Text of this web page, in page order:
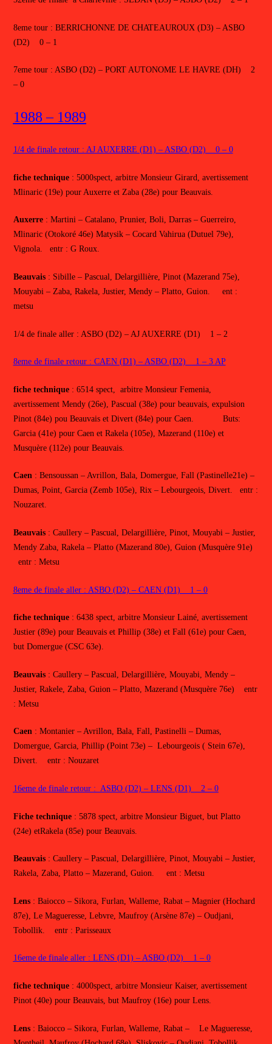
8eme tour : BERRICHONNE DE CHATEAUROUX (D3) – ASBO
(D2) 0 – 1
7eme tour : ASBO (D2) – PORT AUTONOME LE HAVRE (DH) 2
– 0
1988 – 1989
1/4 de finale retour : AJ AUXERRE (D1) – ASBO (D2) 0 – 0
fiche technique: 5000spect, arbitre Monsieur Girard, avertissement
Mlinaric (19e) pour Auxerre et Zaba (28e) pour Beauvais.
Auxerre: Martini – Catalano, Prunier, Boli, Darras – Guerreiro,
Mlinaric (Otokoré 46e) Matysik – Cocard Vahirua (Dutuel 79e),
Vignola. entr : G Roux.
Beauvais: Sibille – Pascual, Delargillière, Pinot (Mazerand 75e),
Mouyabi – Zaba, Rakela, Justier, Mendy – Platto, Guion. ent :
metsu
1/4 de finale aller : ASBO (D2) – AJ AUXERRE (D1) 1 – 2
8eme de finale retour : CAEN (D1) – ASBO (D2) 1 – 3 AP
fiche technique: 6514 spect, arbitre Monsieur Femenia,
avertissement Mendy (26e), Pascual (38e) pour beauvais, expulsion
Pinot (84e) pou Beauvais et Divert (84e) pour Caen. Buts:
Garcia (41e) pour Caen et Rakela (105e), Mazerand (110e) et
Musquère (112e) pour Beauvais.
Caen: Bensoussan – Avrillon, Bala, Domergue, Fall (Pastinelle21e) –
Dumas, Point, Garcia (Zemb 105e), Rix – Lebourgeois, Divert. entr :
Nouzaret.
Beauvais: Caullery – Pascual, Delargillière, Pinot, Mouyabi – Justier,
Mendy Zaba, Rakela – Platto (Mazerand 80e), Guion (Musquère 91e)
entr : Metsu
8eme de finale aller : ASBO (D2) – CAEN (D1) 1 – 0
fiche technique: 6438 spect, arbitre Monsieur Lainé, avertissement
Justier (89e) pour Beauvais et Phillip (38e) et Fall (61e) pour Caen,
but Domergue (CSC 63e).
Beauvais: Caullery – Pascual, Delargillière, Mouyabi, Mendy –
Justier, Rakele, Zaba, Guion – Platto, Mazerand (Musquère 76e) entr
: Metsu
Caen: Montanier – Avrillon, Bala, Fall, Pastinelli – Dumas,
Domergue, Garcia, Phillip (Point 73e) – Lebourgeois ( Stein 67e),
Divert. entr : Nouzaret
16eme de finale retour : ASBO (D2) – LENS (D1) 2 – 0
Fiche technique: 5878 spect, arbitre Monsieur Biguet, but Platto
(24e) etRakela (85e) pour Beauvais.
Beauvais: Caullery – Pascual, Delargillière, Pinot, Mouyabi – Justier,
Rakela, Zaba, Platto – Mazerand, Guion. ent : Metsu
Lens: Baiocco – Sikora, Furlan, Walleme, Rabat – Magnier (Hochard
87e), Le Magueresse, Lebvre, Maufroy (Arsène 87e) – Oudjani,
Tobollik. entr : Parisseaux
16eme de finale aller : LENS (D1) – ASBO (D2) 1 – 0
fiche technique: 4000spect, arbitre Monsieur Kaiser, avertissement
Pinot (40e) pour Beauvais, but Maufroy (16e) pour Lens.
Lens: Baiocco – Sikora, Furlan, Walleme, Rabat – Le Magueresse,